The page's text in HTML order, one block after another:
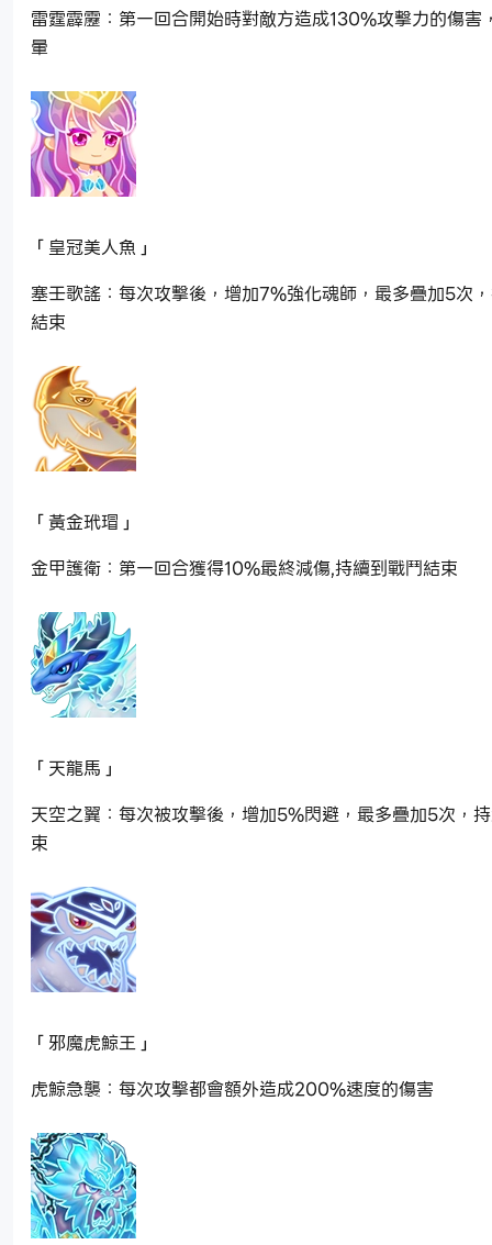
雷霆霹靂：第一回合開始時對敵方造成130%攻擊力的傷害
暈
「皇冠美人魚」
塞壬歌謠：每次攻擊後，增加7%強化魂師，最多疊加5次
結束
「黃金玳瑁」
金甲護衛：第一回合獲得10%最終減傷,持續到戰鬥結束
「天龍馬」
天空之翼：每次被攻擊後，增加5%閃避，最多疊加5次，
束
「邪魔虎鯨王」
虎鯨急襲：每次攻擊都會額外造成200%速度的傷害